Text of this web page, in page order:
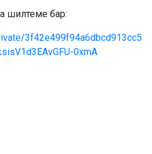
шилтеме бар:
3f42e499f94a6dbcd913cc5
0xmA